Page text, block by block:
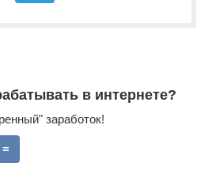
в интернете?
заработок!
≡